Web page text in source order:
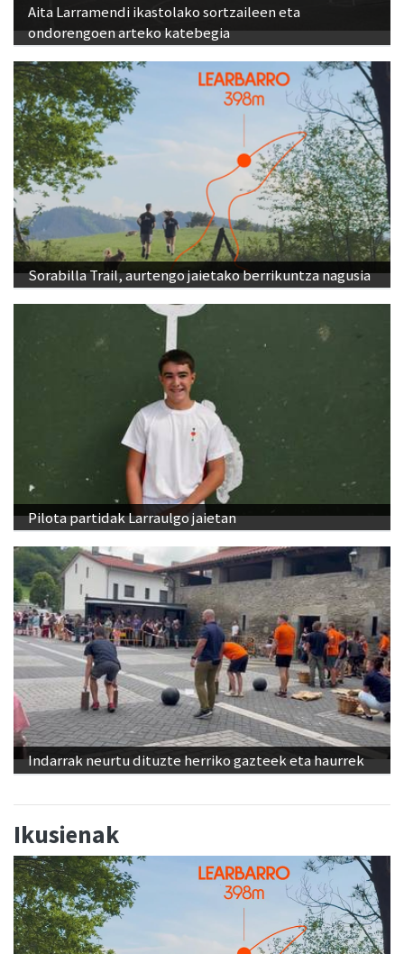
Aita Larramendi ikastolako sortzaileen eta
ondorengoen arteko katebegia
Sorabilla Trail, aurtengo jaietako berrikuntza nagusia
Pilota partidak Larraulgo jaietan
Indarrak neurtu dituzte herriko gazteek eta haurrek
Ikusienak